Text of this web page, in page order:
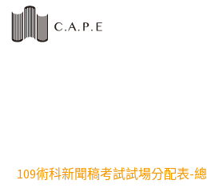
109術科新聞稿考試試場分配表-總